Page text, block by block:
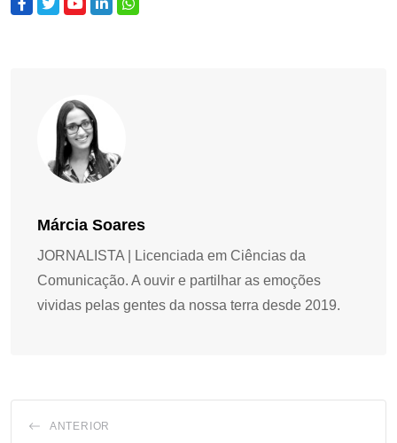
Márcia Soares
JORNALISTA | Licenciada em Ciências da
Comunicação. A ouvir e partilhar as emoções
vividas pelas gentes da nossa terra desde 2019.
ANTERIOR